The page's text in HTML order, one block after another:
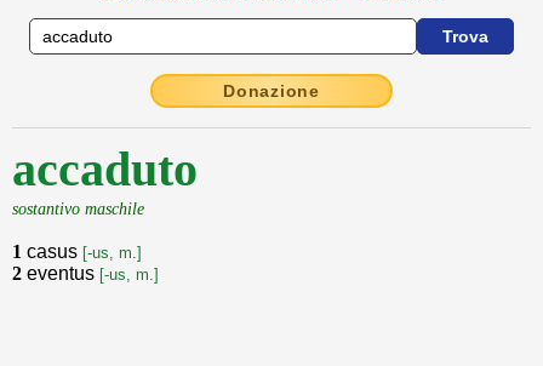
Donazione
accaduto
sostantivo maschile
1 casus [-us, m.]
2 eventus [-us, m.]